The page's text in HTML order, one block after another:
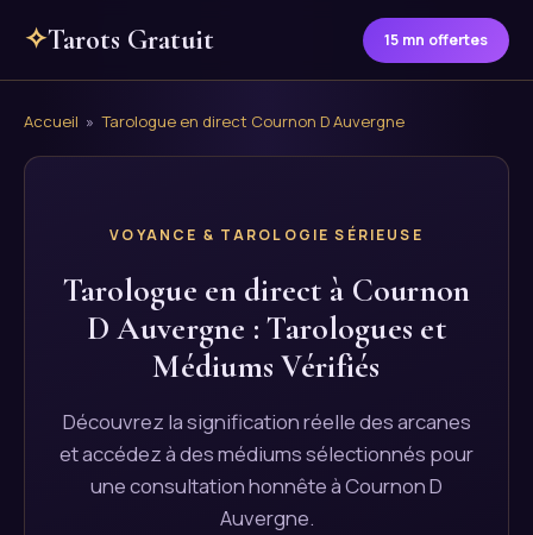
✧Tarots Gratuit 15 mn offertes
Accueil » Tarologue en direct Cournon D Auvergne
VOYANCE & TAROLOGIE SÉRIEUSE
Tarologue en direct à Cournon
D Auvergne : Tarologues et
Médiums Vérifiés
Découvrez la signification réelle des arcanes
et accédez à des médiums sélectionnés pour
une consultation honnête à Cournon D
Auvergne.